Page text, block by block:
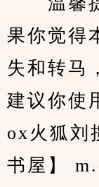
果你觉得
失和转马
建议你使
ox火狐刘
书屋】